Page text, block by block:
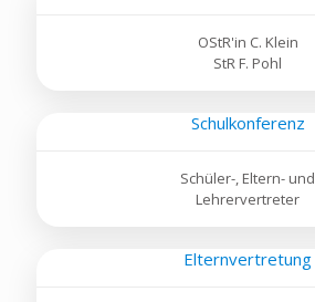
OStR'in C. Klein
StR F. Pohl
Schulkonferenz
Schüler-, Eltern- und
Lehrervertreter
Elternvertretung